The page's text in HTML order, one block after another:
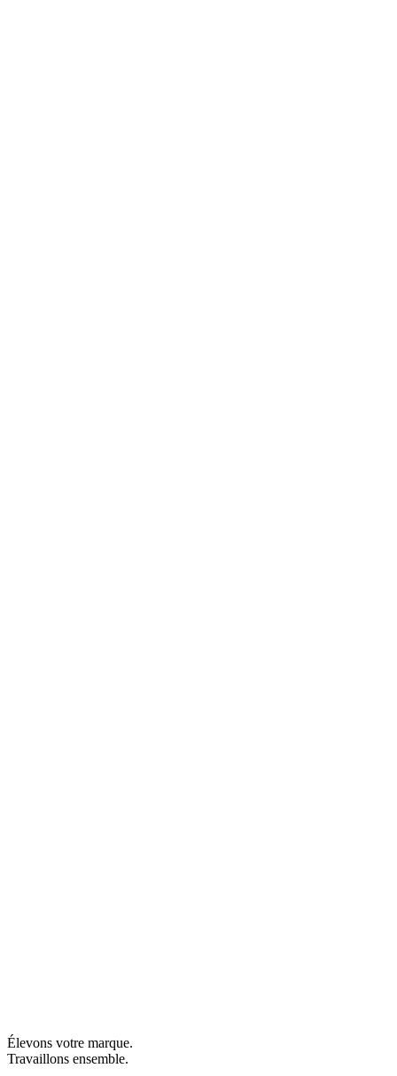
Élevons votre marque.
Travaillons ensemble.